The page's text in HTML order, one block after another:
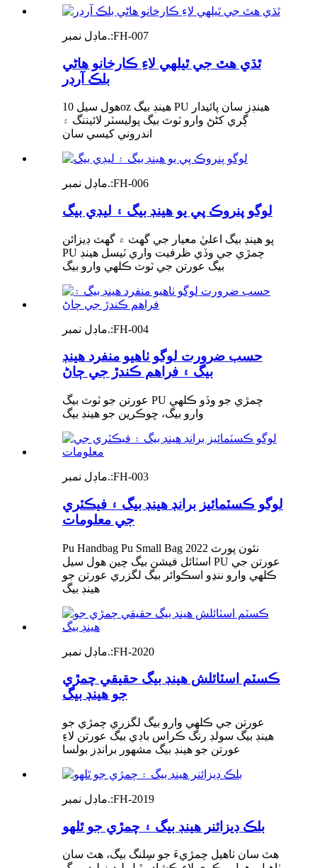
ماڊل نمبر.:FH-007
ٿڌي هٿ جي ٿيلهي لاءِ ڪارخانو هاڻي
بلڪ آرڊر
هول سيل 10oz هينڊ بيگ PU هينڊز سان پائيدار
ڳري کڻڻ وارو ٽوٽ بيگ پوليسٽر لائيننگ ۽
اندروني کيسي سان
ماڊل نمبر.:FH-006
لوگو پنروڪ پي يو هينڊ بيگ ۽ ليڊي بيگ
پو هينڊ بيگ اعليٰ معيار جي گهٽ ۾ گهٽ ڊيزائن
PU چمڙي جي وڏي ظرفيت واري ٽيسل هينڊ
بيگ عورتن جي ٽوٽ ڪلهي وارو بيگ
ماڊل نمبر.:FH-004
حسب ضرورت لوگو ٺاهيو منفرد هينڊ
بيگ ۽ فراهم ڪندڙ جي ڄاڻ
عورتن جو ٽوٽ بيگ PU چمڙي جو وڏو ڪلهي
وارو بيگ، ڇوڪرين جو هينڊ بيگ
ماڊل نمبر.:FH-003
لوگو ڪسٽمائيز برانڊ هينڊ بيگ ۽ فيڪٽري
جي معلومات
Pu Handbag Pu Small Bag 2022 نئون پورٽ
اسٽائل فيشن بيگ چين هول سيل PU عورتن جي
ڪلهي وارو ننڍو اسڪوائر بيگ لگزري عورتن جو
هينڊ بيگ
ماڊل نمبر.:FH-2020
ڪسٽم اسٽائلش هينڊ بيگ حقيقي چمڙي
جو هينڊ بيگ
عورتن جي ڪلهي وارو بيگ لگزري چمڙي جو
هينڊ بيگ سولڊ رنگ ڪراس باڊي بيگ عورتن لاءِ
عورتن جو هينڊ بيگ مشهور برانڊز بولسا
ماڊل نمبر.:FH-2019
بلڪ ڊيزائنر هينڊ بيگ ۽ چمڙي جو ٿلهو
ھٿ سان ٺاھيل چمڙيءَ جو سِلنگ بيگ، ھٿ سان